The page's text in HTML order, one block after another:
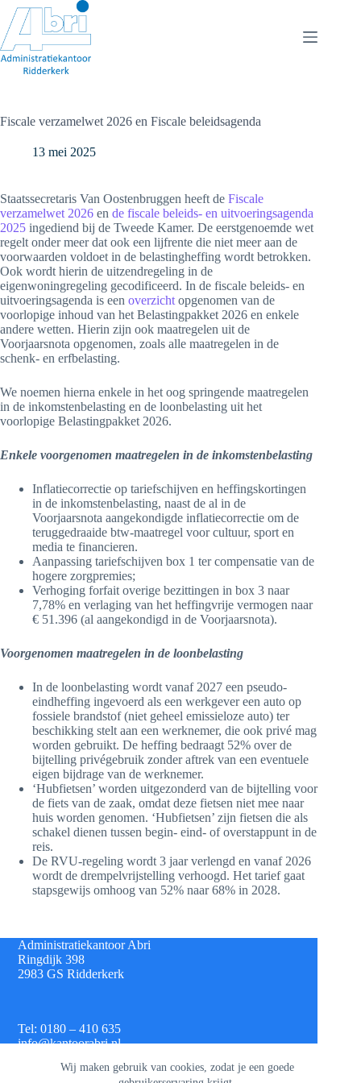
naar
de
inhoud
Wij maken gebruik van cookies, zodat je een goede
Fiscale verzamelwet 2026 en Fiscale beleidsagenda
13 mei 2025
Staatssecretaris Van Oostenbruggen heeft de Fiscale
verzamelwet 2026 en de fiscale beleids- en uitvoeringsagenda
2025 ingediend bij de Tweede Kamer. De eerstgenoemde wet
regelt onder meer dat ook een lijfrente die niet meer aan de
voorwaarden voldoet in de belastingheffing wordt betrokken.
Ook wordt hierin de uitzendregeling in de
eigenwoningregeling gecodificeerd. In de fiscale beleids- en
uitvoeringsagenda is een overzicht opgenomen van de
voorlopige inhoud van het Belastingpakket 2026 en enkele
andere wetten. Hierin zijn ook maatregelen uit de
Voorjaarsnota opgenomen, zoals alle maatregelen in de
schenk- en erfbelasting.
We noemen hierna enkele in het oog springende maatregelen
in de inkomstenbelasting en de loonbelasting uit het
voorlopige Belastingpakket 2026.
Enkele voorgenomen maatregelen in de inkomstenbelasting
Inflatiecorrectie op tariefschijven en heffingskortingen
in de inkomstenbelasting, naast de al in de
Voorjaarsnota aangekondigde inflatiecorrectie om de
teruggedraaide btw-maatregel voor cultuur, sport en
media te financieren.
Aanpassing tariefschijven box 1 ter compensatie van de
hogere zorgpremies;
Verhoging forfait overige bezittingen in box 3 naar
7,78% en verlaging van het heffingvrije vermogen naar
€ 51.396 (al aangekondigd in de Voorjaarsnota).
Voorgenomen maatregelen in de loonbelasting
In de loonbelasting wordt vanaf 2027 een pseudo-
eindheffing ingevoerd als een werkgever een auto op
fossiele brandstof (niet geheel emissieloze auto) ter
beschikking stelt aan een werknemer, die ook privé mag
worden gebruikt. De heffing bedraagt 52% over de
bijtelling privégebruik zonder aftrek van een eventuele
eigen bijdrage van de werknemer.
‘Hubfietsen’ worden uitgezonderd van de bijtelling voor
de fiets van de zaak, omdat deze fietsen niet mee naar
huis worden genomen. ‘Hubfietsen’ zijn fietsen die als
schakel dienen tussen begin- eind- of overstappunt in de
reis.
De RVU-regeling wordt 3 jaar verlengd en vanaf 2026
wordt de drempelvrijstelling verhoogd. Het tarief gaat
stapsgewijs omhoog van 52% naar 68% in 2028.
Administratiekantoor Abri
Ringdijk 398
2983 GS Ridderkerk
Tel: 0180 – 410 635
info@kantoorabri.nl